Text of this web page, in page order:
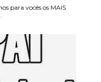
para vocês os MAIS